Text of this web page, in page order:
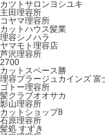
カツトサロンヨシユキ
主田理容所
コヤマ理容所
カットハウス髪業
理容シノハラ
ヤマモト理容店
芦沢理容所
2700
カットスペース勝
理容プラージュカインズ 富
ゴトー理容所
髪クラブオオサカ
影山理容所
カットショップ8
石原理容所
髪処 すずき